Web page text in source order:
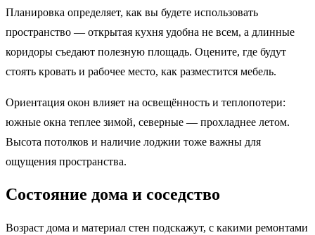
Планировка определяет, как вы будете использовать
пространство — открытая кухня удобна не всем, а длинные
коридоры съедают полезную площадь. Оцените, где будут
стоять кровать и рабочее место, как разместится мебель.
Ориентация окон влияет на освещённость и теплопотери:
южные окна теплее зимой, северные — прохладнее летом.
Высота потолков и наличие лоджии тоже важны для
ощущения пространства.
Состояние дома и соседство
Возраст дома и материал стен подскажут, с какими ремонтами